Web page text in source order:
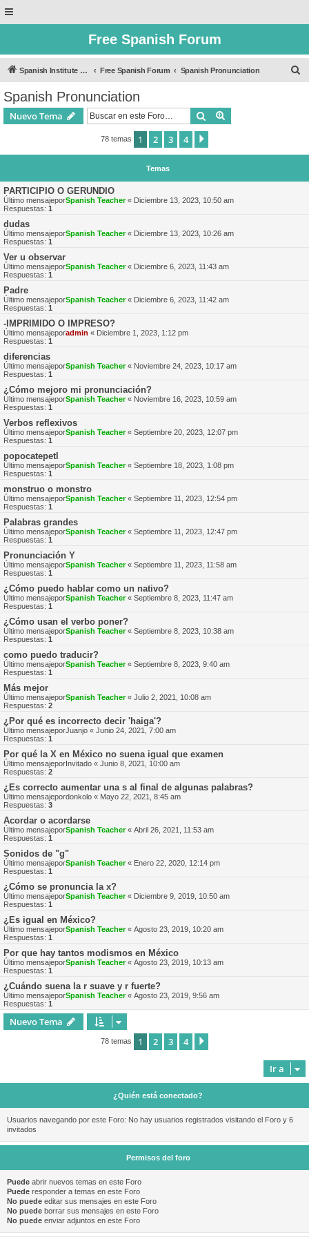
Free Spanish Forum
Spanish Institute of Puebla Free Spanish Forum Spanish Pronunciation
Spanish Pronunciation
Nuevo Tema Buscar
78 temas 1 2 3 4
Temas
PARTICIPIO O GERUNDIO
Último mensajeporSpanish Teacher« Diciembre 13, 2023, 10:50 am
Respuestas: 1
dudas
Último mensajeporSpanish Teacher« Diciembre 13, 2023, 10:26 am
Respuestas: 1
Ver u observar
Último mensajeporSpanish Teacher« Diciembre 6, 2023, 11:43 am
Respuestas: 1
Padre
Último mensajeporSpanish Teacher« Diciembre 6, 2023, 11:42 am
Respuestas: 1
-IMPRIMIDO O IMPRESO?
Último mensajeporadmin « Diciembre 1, 2023, 1:12 pm
Respuestas: 1
diferencias
Último mensajeporSpanish Teacher« Noviembre 24, 2023, 10:17 am
Respuestas: 1
¿Cómo mejoro mi pronunciación?
Último mensajeporSpanish Teacher« Noviembre 16, 2023, 10:59 am
Respuestas: 1
Verbos reflexivos
Último mensajeporSpanish Teacher« Septiembre 20, 2023, 12:07 pm
Respuestas: 1
popocatepetl
Último mensajeporSpanish Teacher« Septiembre 18, 2023, 1:08 pm
Respuestas: 1
monstruo o monstro
Último mensajeporSpanish Teacher« Septiembre 11, 2023, 12:54 pm
Respuestas: 1
Palabras grandes
Último mensajeporSpanish Teacher« Septiembre 11, 2023, 12:47 pm
Respuestas: 1
Pronunciación Y
Último mensajeporSpanish Teacher« Septiembre 11, 2023, 11:58 am
Respuestas: 1
¿Cómo puedo hablar como un nativo?
Último mensajeporSpanish Teacher« Septiembre 8, 2023, 11:47 am
Respuestas: 1
¿Cómo usan el verbo poner?
Último mensajeporSpanish Teacher« Septiembre 8, 2023, 10:38 am
Respuestas: 1
como puedo traducir?
Último mensajeporSpanish Teacher« Septiembre 8, 2023, 9:40 am
Respuestas: 1
Más mejor
Último mensajeporSpanish Teacher« Julio 2, 2021, 10:08 am
Respuestas: 2
¿Por qué es incorrecto decir 'haiga'?
Último mensajeporJuanjo « Junio 24, 2021, 7:00 am
Respuestas: 1
Por qué la X en México no suena igual que examen
Último mensajeporInvitado « Junio 8, 2021, 10:00 am
Respuestas: 2
¿Es correcto aumentar una s al final de algunas palabras?
Último mensajepordonkolo « Mayo 22, 2021, 8:45 am
Respuestas: 3
Acordar o acordarse
Último mensajeporSpanish Teacher« Abril 26, 2021, 11:53 am
Respuestas: 1
Sonidos de "g"
Último mensajeporSpanish Teacher« Enero 22, 2020, 12:14 pm
Respuestas: 1
¿Cómo se pronuncia la x?
Último mensajeporSpanish Teacher« Diciembre 9, 2019, 10:50 am
Respuestas: 1
¿Es igual en México?
Último mensajeporSpanish Teacher« Agosto 23, 2019, 10:20 am
Respuestas: 1
Por que hay tantos modismos en México
Último mensajeporSpanish Teacher« Agosto 23, 2019, 10:13 am
Respuestas: 1
¿Cuándo suena la r suave y r fuerte?
Último mensajeporSpanish Teacher« Agosto 23, 2019, 9:56 am
Respuestas: 1
Nuevo Tema
78 temas 1 2 3 4
Ir a
¿Quién está conectado?
Usuarios navegando por este Foro: No hay usuarios registrados visitando el Foro y 6
invitados
Permisos del foro
Puede abrir nuevos temas en este Foro
Puede responder a temas en este Foro
No puede editar sus mensajes en este Foro
No puede borrar sus mensajes en este Foro
No puede enviar adjuntos en este Foro